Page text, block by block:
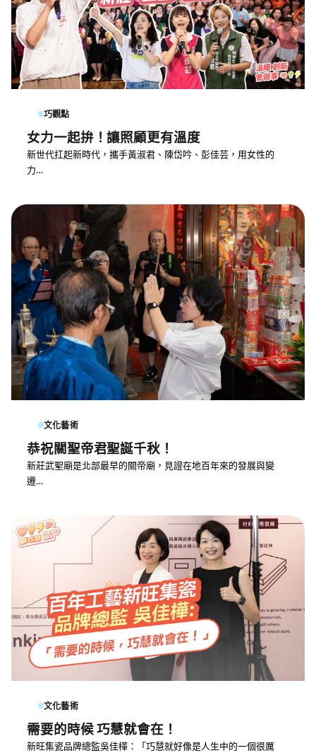
巧觀點
女力一起拚！讓照顧更有溫度
新世代扛起新時代，攜手黃淑君、陳岱吟、彭佳芸，用女性的
力…
文化藝術
恭祝關聖帝君聖誕千秋！
新莊武聖廟是北部最早的關帝廟，見證在地百年來的發展與變
遷…
文化藝術
需要的時候 巧慧就會在！
新旺集瓷品牌總監吳佳樺：「巧慧就好像是人生中的一個很厲